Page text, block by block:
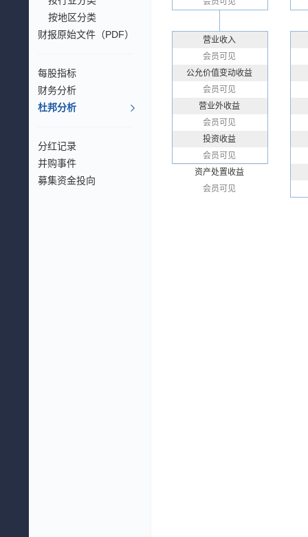
按地区分类
财报原始文件（PDF）
每股指标
财务分析
杜邦分析
分红记录
并购事件
募集资金投向
营业收入
会员可见
公允价值变动收益
会员可见
营业外收益
会员可见
投资收益
会员可见
资产处置收益
会员可见